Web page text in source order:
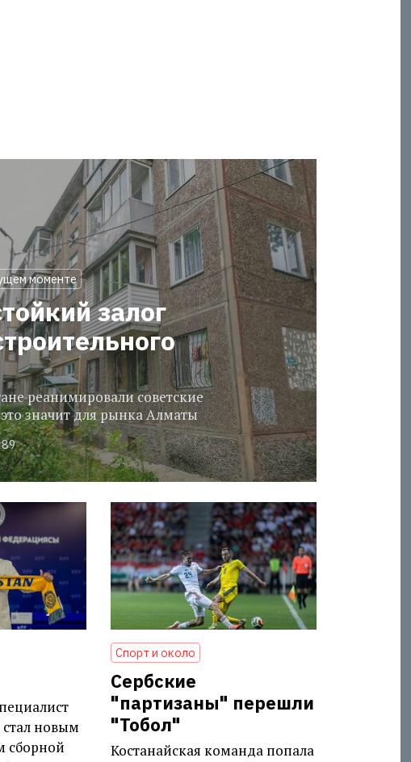
моменте
залог
реанимировали советские
значит для рынка Алматы
новым
сборной
Спорт и около
Сербские
"партизаны" перешли
"Тобол"
Костанайская команда попала